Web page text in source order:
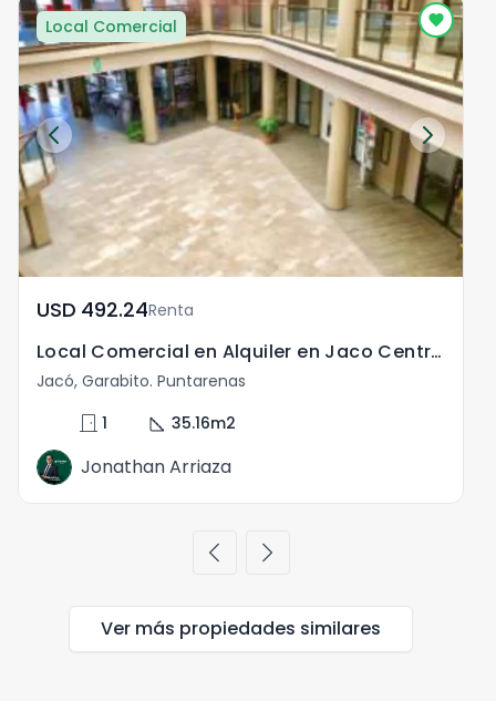
Local Comercial
USD	492.24Renta
Local Comercial en Alquiler en Jaco Centro Puntarenas
Jacó, Garabito. Puntarenas
door_front 1 square_foot 35.16m2
Jonathan Arriaza
chevron_left chevron_right
Ver más propiedades similares